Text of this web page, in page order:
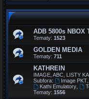
ADB 5800s NBOX
Tematy: 1523
GOLDEN MEDIA
Tematy: 711
KATHREIN
IMAGE, ABC, LISTY
Subfora:
Image PKT,
Kathi Emulatory,
Tematy: 1556